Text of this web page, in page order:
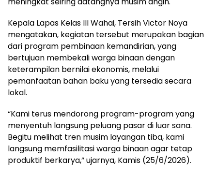
Kepala Lapas Kelas III Wahai, Tersih Victor Noya
mengatakan, kegiatan tersebut merupakan bagian
dari program pembinaan kemandirian, yang
bertujuan membekali warga binaan dengan
keterampilan bernilai ekonomis, melalui
pemanfaatan bahan baku yang tersedia secara
lokal.
“Kami terus mendorong program-program yang
menyentuh langsung peluang pasar di luar sana.
Begitu melihat tren musim layangan tiba, kami
langsung memfasilitasi warga binaan agar tetap
produktif berkarya,” ujarnya, Kamis (25/6/2026).